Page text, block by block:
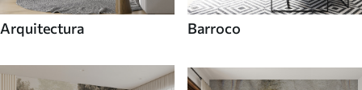
Arquitectura Barroco